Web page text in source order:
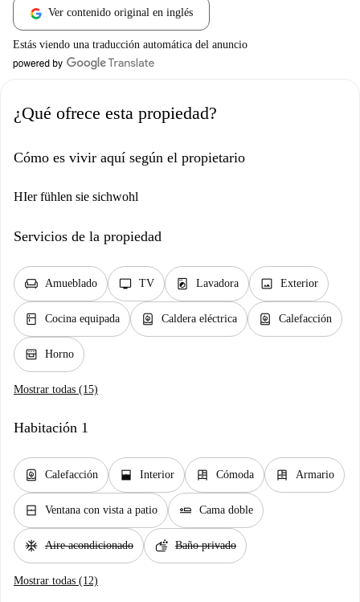
Ver contenido original en inglés
Estás viendo una traducción automática del anuncio
¿Qué ofrece esta propiedad?
Cómo es vivir aquí según el propietario
HIer fühlen sie sichwohl
Servicios de la propiedad
chair Amueblado tv TV local_laundry_service Lavadora image Exterior
kitchen Cocina equipada water_heater Caldera eléctrica water_heater Calefacción
oven_gen Horno
Mostrar todas (15)
Habitación 1
water_heater Calefacción window_open Interior dresser Cómoda dresser Armario
window_closed Ventana con vista a patio airline_seat_flat Cama doble
ac_unit Aire acondicionado soap Baño privado
Mostrar todas (12)